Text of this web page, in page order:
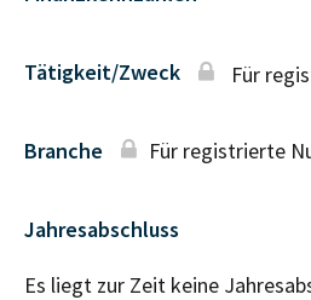
Tätigkeit/Zweck Für
Branche Für registrierte
Jahresabschluss
Es liegt zur Zeit keine